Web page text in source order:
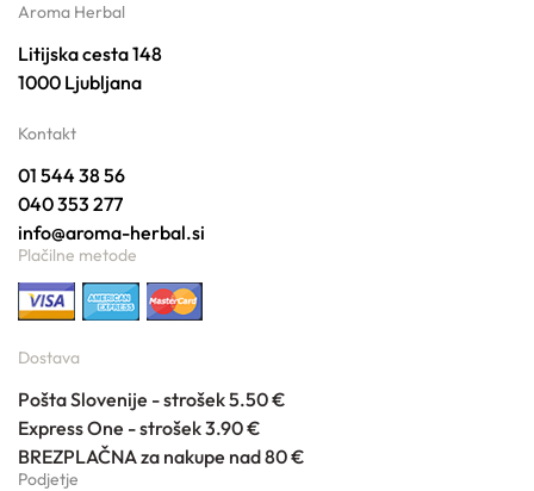
Aroma Herbal
Litijska cesta 148
1000 Ljubljana
Kontakt
01 544 38 56
040 353 277
info@aroma-herbal.si
Plačilne metode
Dostava
Pošta Slovenije - strošek 5.50 €
Express One - strošek 3.90 €
BREZPLAČNA za nakupe nad 80 €
Podjetje